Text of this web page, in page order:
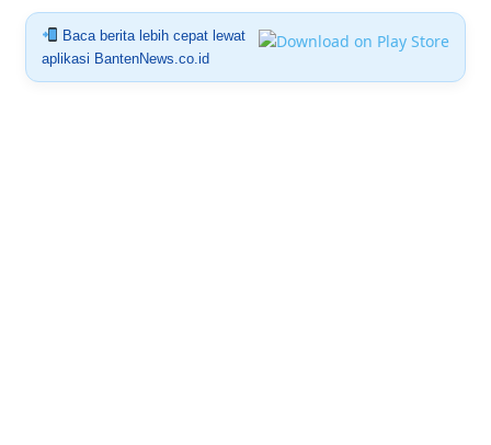
Baca berita lebih cepat lewat
aplikasi BantenNews.co.id